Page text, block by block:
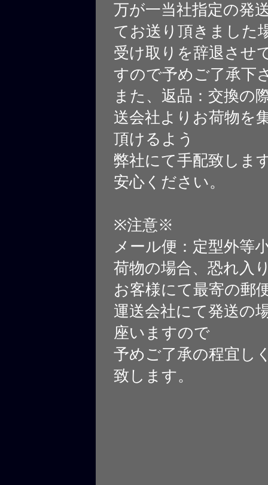
万が一当社指定の発
てお送り頂きました
受け取りを辞退させ
すので予めご了承下
また、返品：交換の
送会社よりお荷物を
頂けるよう
弊社にて手配致しま
安心ください。
※注意※
メール便：定型外等
荷物の場合、恐れ入
お客様にて最寄の郵
運送会社にて発送の
座いますので
予めご了承の程宜し
致します。